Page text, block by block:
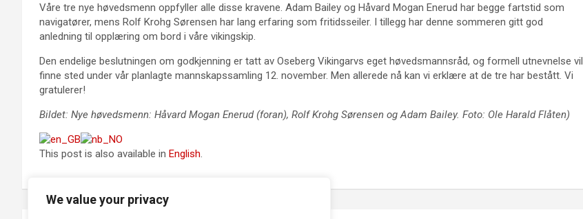
We value your privacy
Våre tre nye høvedsmenn oppfyller alle disse kravene. Adam Bailey og Håvard Mogan Enerud har begge fartstid som
navigatører, mens Rolf Krohg Sørensen har lang erfaring som fritidsseiler. I tillegg har denne sommeren gitt god
anledning til opplæring om bord i våre vikingskip.
Den endelige beslutningen om godkjenning er tatt av Oseberg Vikingarvs eget høvedsmannsråd, og formell utnevnelse vil
finne sted under vår planlagte mannskapssamling 12. november. Men allerede nå kan vi erklære at de tre har bestått. Vi
gratulerer!
Bildet: Nye høvedsmenn: Håvard Mogan Enerud (foran), Rolf Krohg Sørensen og Adam Bailey. Foto: Ole Harald Flåten)
This post is also available in English.